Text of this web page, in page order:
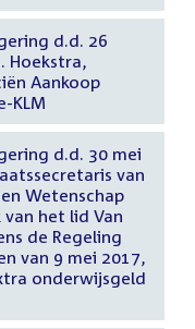
d.d. 26
Hoekstra,
Aankoop
KLM
d.d. 30 mei
van
Wetenschap
het lid Van
de Regeling
van 9 mei 2017,
onderwijsgeld